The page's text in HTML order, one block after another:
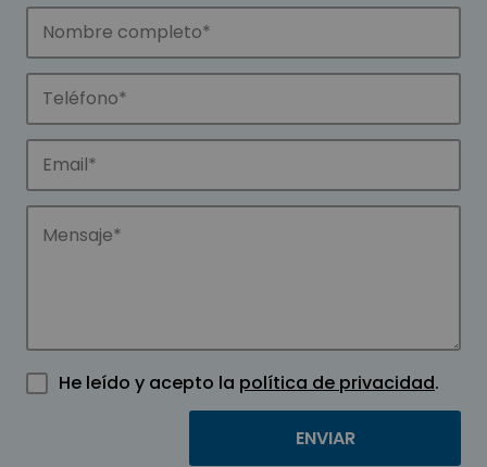
He leído y acepto la política de privacidad.